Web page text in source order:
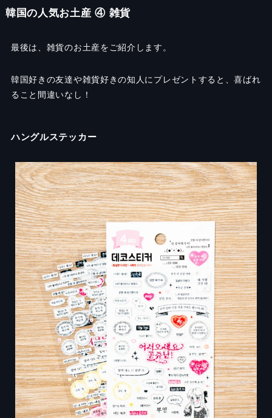
韓国の人気お土産 ④ 雑貨
最後は、雑貨のお土産をご紹介します。
韓国好きの友達や雑貨好きの知人にプレゼントすると、喜ばれ
ること間違いなし！
ハングルステッカー